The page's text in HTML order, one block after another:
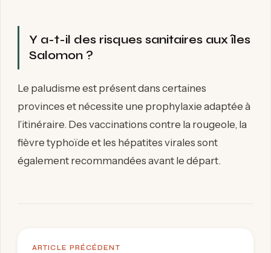
Y a-t-il des risques sanitaires aux îles
Salomon ?
Le paludisme est présent dans certaines
provinces et nécessite une prophylaxie adaptée à
l’itinéraire. Des vaccinations contre la rougeole, la
fièvre typhoïde et les hépatites virales sont
également recommandées avant le départ.
ARTICLE PRÉCÉDENT